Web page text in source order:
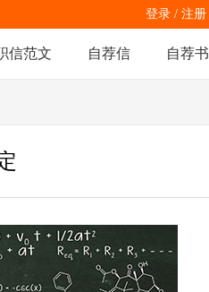
登录 / 注册
信范文 自荐信 自荐书